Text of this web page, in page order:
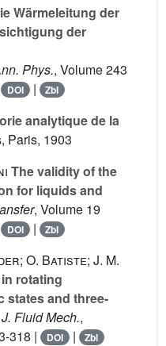
Wärmeleitung der
der
Phys., Volume 243
DOI | Zbl
analytique de la
Paris, 1903
The validity of the
for liquids and
, Volume 19
DOI | Zbl
O. Batiste; J. M.
rotating
states and three-
Fluid Mech.,
318 | DOI | Zbl